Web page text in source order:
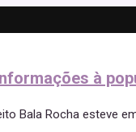
à
Bala Rocha esteve